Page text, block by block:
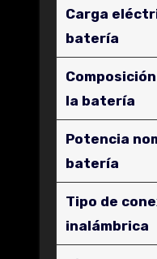
Carga
batería
la batería
Potencia
batería
Tipo de
inalámbrica